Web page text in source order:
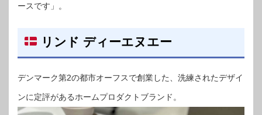
ースです」。
リンド ディーエヌエー
デンマーク第2の都市オーフスで創業した、洗練されたデザイ
ンに定評があるホームプロダクトブランド。